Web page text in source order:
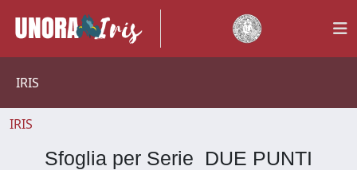
IRIS
IRIS
Sfoglia per Serie DUE PUNTI